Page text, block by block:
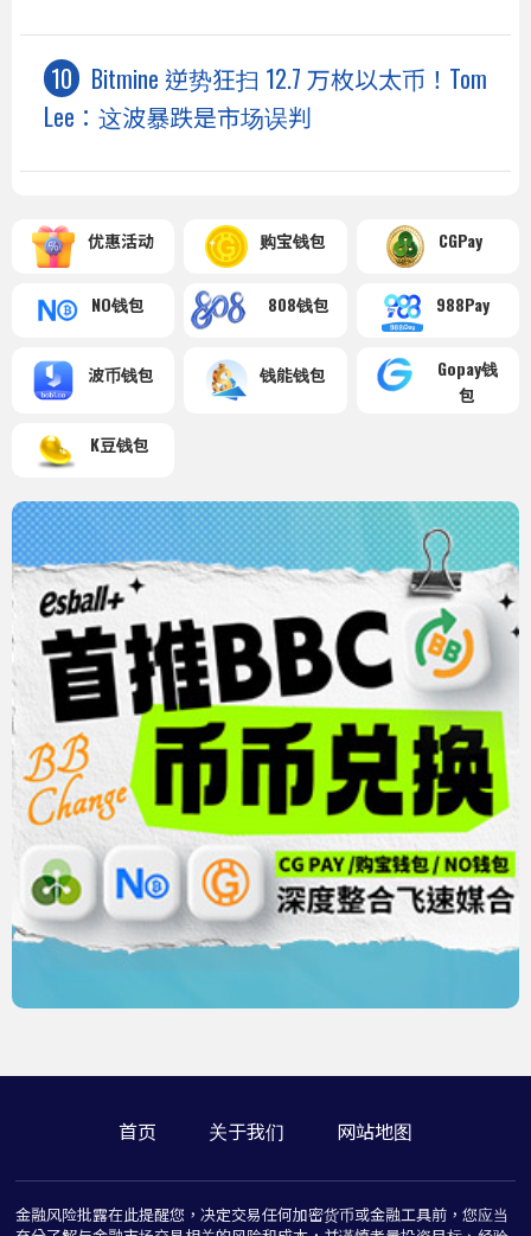
Bitmine 逆势狂扫 12.7 万枚以太币！Tom
Lee：这波暴跌是市场误判
优惠活动 购宝钱包 CGPay
NO钱包 808钱包 988Pay
波币钱包 钱能钱包
Gopay钱
包
K豆钱包
首页 关于我们 网站地图
金融风险批露在此提醒您，决定交易任何加密货币或金融工具前，您应当